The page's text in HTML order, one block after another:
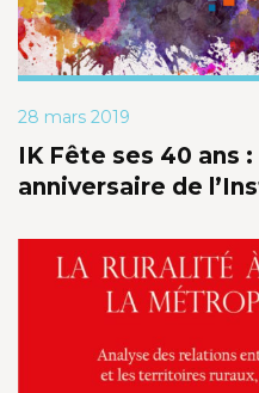
28 mars 2019
IK Fête ses 40 ans
anniversaire de